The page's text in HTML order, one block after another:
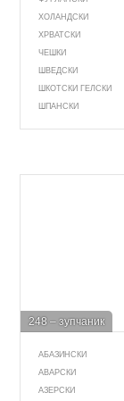
ХОЛАНДСКИ
ХРВАТСКИ
ЧЕШКИ
ШВЕДСКИ
ШКОТСКИ ГЕЛСКИ
ШПАНСКИ
248 – зупчаник
АБАЗИНСКИ
АВАРСКИ
АЗЕРСКИ